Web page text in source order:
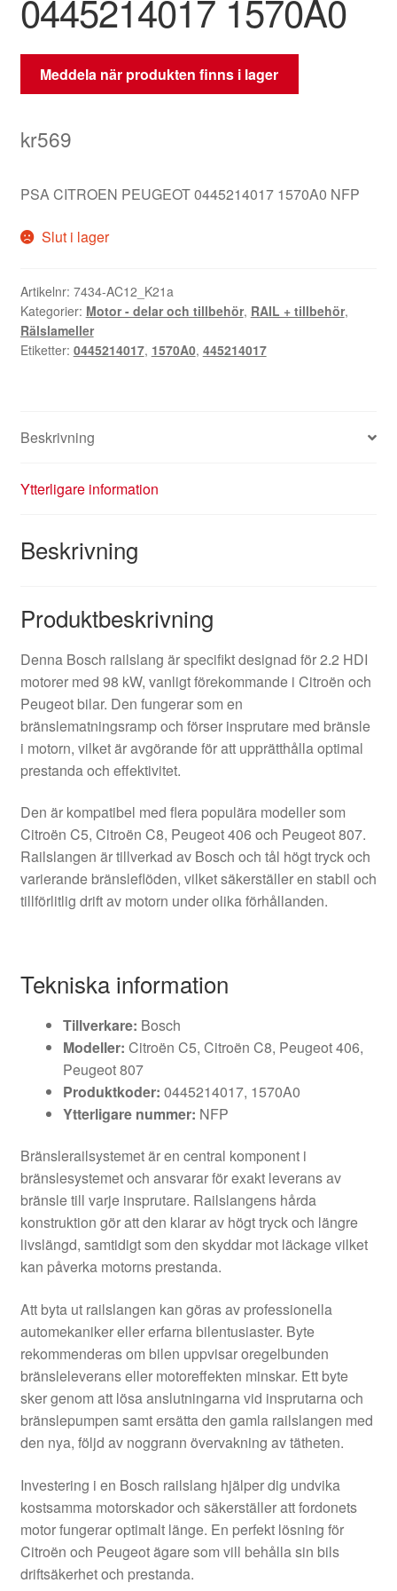
0445214017 1570A0
Meddela när produkten finns i lager
kr569
PSA CITROEN PEUGEOT 0445214017 1570A0 NFP
Slut i lager
Artikelnr: 7434-AC12_K21a
Kategorier: Motor - delar och tillbehör, RAIL + tillbehör,
Rälslameller
Etiketter: 0445214017, 1570A0, 445214017
Beskrivning
Ytterligare information
Beskrivning
Produktbeskrivning
Denna Bosch railslang är specifikt designad för 2.2 HDI
motorer med 98 kW, vanligt förekommande i Citroën och
Peugeot bilar. Den fungerar som en
bränslematningsramp och förser insprutare med bränsle
i motorn, vilket är avgörande för att upprätthålla optimal
prestanda och effektivitet.
Den är kompatibel med flera populära modeller som
Citroën C5, Citroën C8, Peugeot 406 och Peugeot 807.
Railslangen är tillverkad av Bosch och tål högt tryck och
varierande bränsleflöden, vilket säkerställer en stabil och
tillförlitlig drift av motorn under olika förhållanden.
Tekniska information
Tillverkare: Bosch
Modeller: Citroën C5, Citroën C8, Peugeot 406,
Peugeot 807
Produktkoder: 0445214017, 1570A0
Ytterligare nummer: NFP
Bränslerailsystemet är en central komponent i
bränslesystemet och ansvarar för exakt leverans av
bränsle till varje insprutare. Railslangens hårda
konstruktion gör att den klarar av högt tryck och längre
livslängd, samtidigt som den skyddar mot läckage vilket
kan påverka motorns prestanda.
Att byta ut railslangen kan göras av professionella
automekaniker eller erfarna bilentusiaster. Byte
rekommenderas om bilen uppvisar oregelbunden
bränsleleverans eller motoreffekten minskar. Ett byte
sker genom att lösa anslutningarna vid insprutarna och
bränslepumpen samt ersätta den gamla railslangen med
den nya, följd av noggrann övervakning av tätheten.
Investering i en Bosch railslang hjälper dig undvika
kostsamma motorskador och säkerställer att fordonets
motor fungerar optimalt länge. En perfekt lösning för
Citroën och Peugeot ägare som vill behålla sin bils
driftsäkerhet och prestanda.